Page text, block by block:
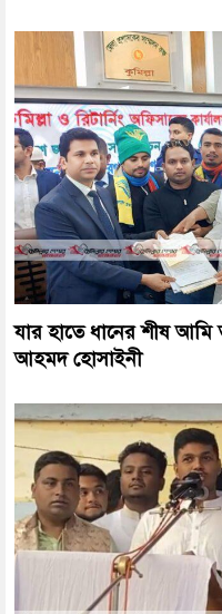
যার হাতে ধানের শীষ
আহমদ হোসাইনী